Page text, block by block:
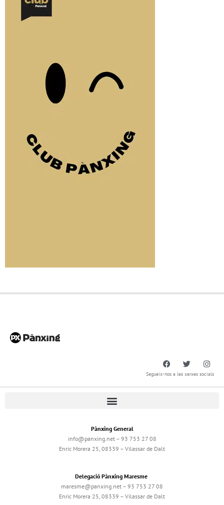
Segueix-nos a les xarxes socials
Pànxing General
info@panxing.net – 93 753 27 08
Enric Morera 25, 08339 – Vilassar de Dalt
Delegació Pànxing Maresme
maresme@panxing.net – 93 753 27 08
Enric Morera 25, 08339 – Vilassar de Dalt